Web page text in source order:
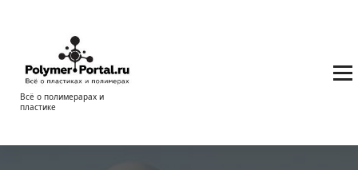
содержимому
Всё о полимерарах и
пластике